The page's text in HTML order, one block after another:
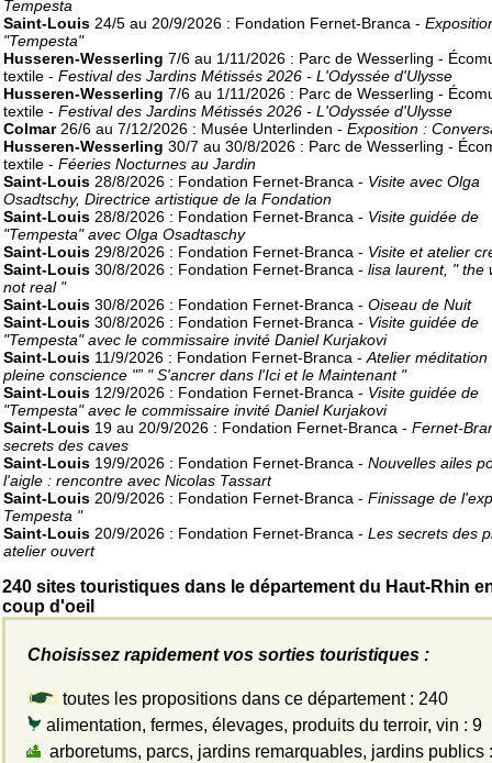
Tempesta
Saint-Louis 24/5 au 20/9/2026 : Fondation Fernet-Branca -
"Tempesta"
Husseren-Wesserling 7/6 au 1/11/2026 : Parc de Wesserling -
textile - Festival des Jardins Métissés 2026 - L'Odyssée d'Ulysse
Husseren-Wesserling 7/6 au 1/11/2026 : Parc de Wesserling -
textile - Festival des Jardins Métissés 2026 - L'Odyssée d'Ulysse
Colmar26/6 au 7/12/2026 : Musée Unterlinden - Exposition :
Husseren-Wesserling 30/7 au 30/8/2026 : Parc de Wesserling -
textile - Féeries Nocturnes au Jardin
Saint-Louis 28/8/2026 : Fondation Fernet-Branca - Visite avec Olga
Osadtschy, Directrice artistique de la Fondation
Saint-Louis 28/8/2026 : Fondation Fernet-Branca - Visite guidée de
"Tempesta" avec Olga Osadtaschy
Saint-Louis 29/8/2026 : Fondation Fernet-Branca - Visite et atelier
Saint-Louis 30/8/2026 : Fondation Fernet-Branca - lisa laurent, " the
not real "
Saint-Louis 30/8/2026 : Fondation Fernet-Branca - Oiseau de Nuit
Saint-Louis 30/8/2026 : Fondation Fernet-Branca - Visite guidée de
"Tempesta" avec le commissaire invité Daniel Kurjakovi
Saint-Louis 11/9/2026 : Fondation Fernet-Branca -Atelier méditation
pleine conscience "” " S'ancrer dans l'Ici et le Maintenant "
Saint-Louis 12/9/2026 : Fondation Fernet-Branca - Visite guidée de
"Tempesta" avec le commissaire invité Daniel Kurjakovi
Saint-Louis 19 au 20/9/2026 : Fondation Fernet-Branca - Fernet-
secrets des caves
Saint-Louis 19/9/2026 : Fondation Fernet-Branca - Nouvelles ailes
l'aigle : rencontre avec Nicolas Tassart
Saint-Louis 20/9/2026 : Fondation Fernet-Branca - Finissage de
Tempesta "
Saint-Louis 20/9/2026 : Fondation Fernet-Branca - Les secrets des
atelier ouvert
240 sites touristiques dans le département du Haut-Rhin
coup d'oeil
Choisissez rapidement vos sorties touristiques :
toutes les propositions dans ce département : 240
alimentation, fermes, élevages, produits du terroir, vin : 9
arboretums, parcs, jardins remarquables, jardins publics